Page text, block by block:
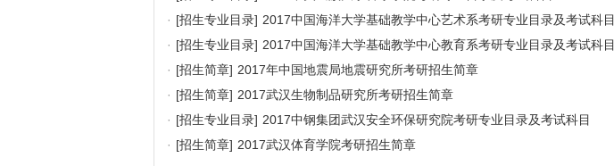
· [招生专业目录] 2017中国海洋大学基础教学中心艺术系考研专业目录及考试科目
· [招生专业目录] 2017中国海洋大学基础教学中心教育系考研专业目录及考试科目
· [招生简章] 2017年中国地震局地震研究所考研招生简章
· [招生简章] 2017武汉生物制品研究所考研招生简章
· [招生专业目录] 2017中钢集团武汉安全环保研究院考研专业目录及考试科目
· [招生简章] 2017武汉体育学院考研招生简章